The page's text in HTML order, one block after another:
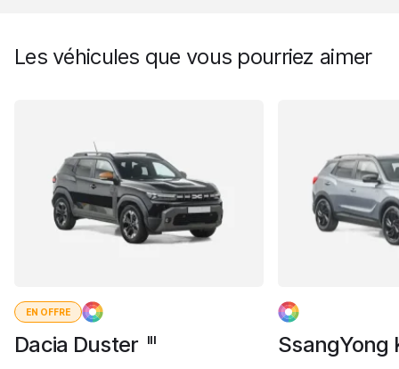
Les véhicules que vous pourriez aimer
EN OFFRE
Dacia Duster III SsangYong